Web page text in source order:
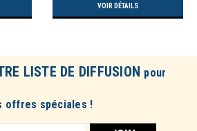
VOIR DÉTAILS
LISTE DE DIFFUSION pour
offres spéciales !